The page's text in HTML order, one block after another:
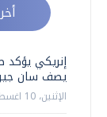
إنريكي يؤكد
يصف سان
الإثنين، 10 اغسطس 2026 10:25 م